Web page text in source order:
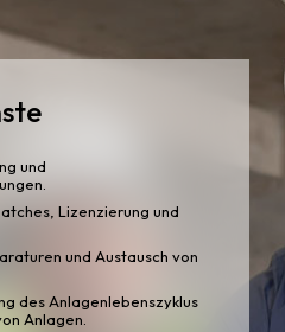
und
Lizenzierung und
und Austausch von
des Anlagenlebenszyklus
Anlagen.